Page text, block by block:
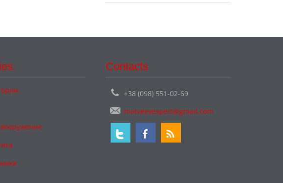
Contacts
+38 (098) 551-02-69
matveevexpert@gmail.com